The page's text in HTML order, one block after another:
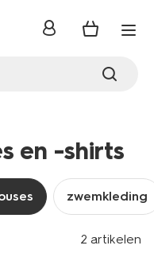
inloggen
en -shirts
zwemkleding
2 artikelen